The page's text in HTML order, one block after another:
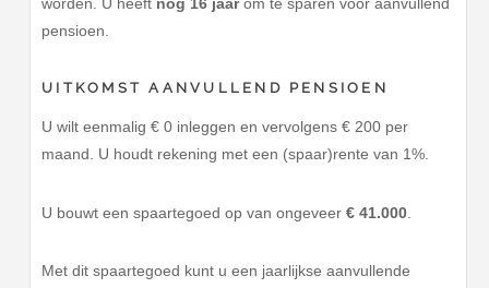
pensioen.
UITKOMST AANVULLEND PENSIOEN
U wilt eenmalig € 0 inleggen en vervolgens € 200 per
maand. U houdt rekening met een (spaar)rente van 1%.
U bouwt een spaartegoed op van ongeveer€ 41.000
Met dit spaartegoed kunt u een jaarlijkse aanvullende